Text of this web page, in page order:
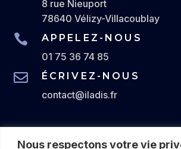
Nous respectons votre vie
8 rue Nieuport
78640 Vélizy-Villacoublay
 APPELEZ-NOUS
01 75 36 74 85
 ÉCRIVEZ-NOUS
contact@iladis.fr
03-13-20240631758